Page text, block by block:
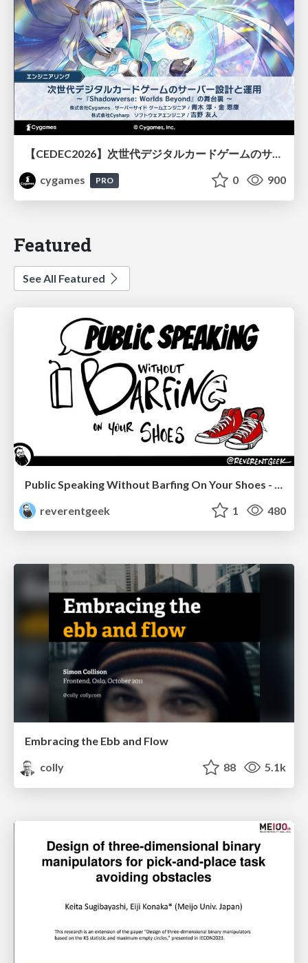
【CEDEC2026】次世代デジタルカードゲームのサーバー設計と運用 〜『Shadowverse: Worlds Beyond』の舞台裏～
cygames
PRO 0 900
Featured
See All Featured
reverentgeek
1 480
Embracing the Ebb and Flow
colly
88 5.1k